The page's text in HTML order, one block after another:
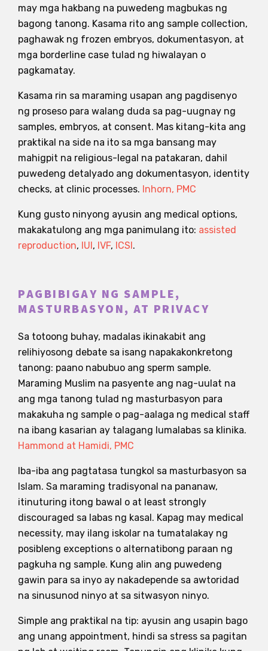
may mga hakbang na puwedeng magbukas ng
bagong tanong. Kasama rito ang sample collection,
paghawak ng frozen embryos, dokumentasyon, at
mga borderline case tulad ng hiwalayan o
pagkamatay.
Kasama rin sa maraming usapan ang pagdisenyo
ng proseso para walang duda sa pag-uugnay ng
samples, embryos, at consent. Mas kitang-kita ang
praktikal na side na ito sa mga bansang may
mahigpit na religious-legal na patakaran, dahil
puwedeng detalyado ang dokumentasyon, identity
checks, at clinic processes. Inhorn, PMC
Kung gusto ninyong ayusin ang medical options,
makakatulong ang mga panimulang ito: assisted
reproduction, IUI, IVF, ICSI.
PAGBIBIGAY NG SAMPLE,
MASTURBASYON, AT PRIVACY
Sa totoong buhay, madalas ikinakabit ang
relihiyosong debate sa isang napakakonkretong
tanong: paano nabubuo ang sperm sample.
Maraming Muslim na pasyente ang nag-uulat na
ang mga tanong tulad ng masturbasyon para
makakuha ng sample o pag-aalaga ng medical staff
na ibang kasarian ay talagang lumalabas sa klinika.
Hammond at Hamidi, PMC
Iba-iba ang pagtatasa tungkol sa masturbasyon sa
Islam. Sa maraming tradisyonal na pananaw,
itinuturing itong bawal o at least strongly
discouraged sa labas ng kasal. Kapag may medical
necessity, may ilang iskolar na tumatalakay ng
posibleng exceptions o alternatibong paraan ng
pagkuha ng sample. Kung alin ang puwedeng
gawin para sa inyo ay nakadepende sa awtoridad
na sinusunod ninyo at sa sitwasyon ninyo.
Simple ang praktikal na tip: ayusin ang usapin bago
ang unang appointment, hindi sa stress sa pagitan